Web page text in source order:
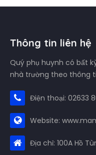
Thông tin liên hệ
Quý phụ huynh có bất
nhà trường theo thông
Điện thoại: 02633
Website:
Địa chỉ: 100A Hồ